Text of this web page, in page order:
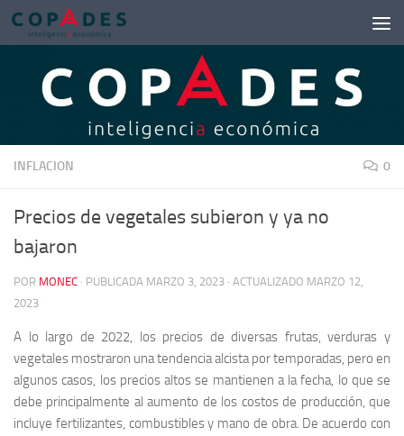
Saltar al contenido
INFLACION 0
Precios de vegetales subieron y ya no
bajaron
POR MONEC · PUBLICADA MARZO 3, 2023 · ACTUALIZADO MARZO 12,
2023
A lo largo de 2022, los precios de diversas frutas, verduras y
vegetales mostraron una tendencia alcista por temporadas, pero en
algunos casos, los precios altos se mantienen a la fecha, lo que se
debe principalmente al aumento de los costos de producción, que
incluye fertilizantes, combustibles y mano de obra. De acuerdo con